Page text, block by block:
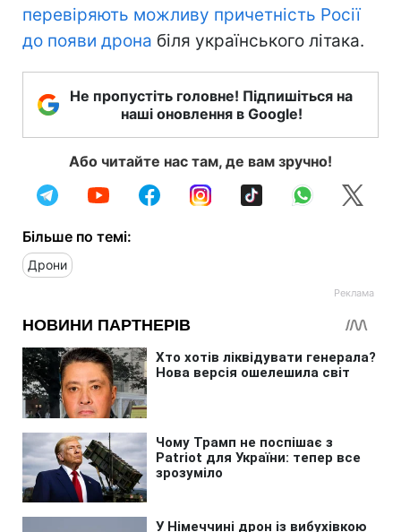
перевіряють можливу причетність Росії
до появи дрона біля українського літака.
Не пропустіть головне! Підпишіться на
наші оновлення в Google!
Або читайте нас там, де вам зручно!
Більше по темі:
Дрони